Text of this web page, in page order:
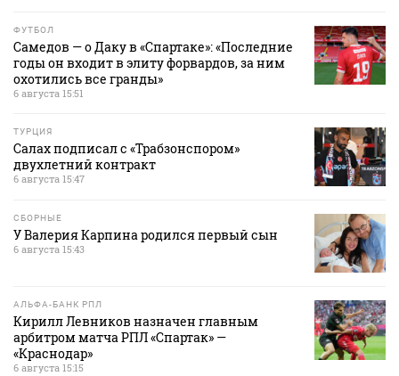
ФУТБОЛ
Самедов — о Даку в «Спартаке»: «Последние
годы он входит в элиту форвардов, за ним
охотились все гранды»
6 августа 15:51
ТУРЦИЯ
Салах подписал с «Трабзонспором»
двухлетний контракт
6 августа 15:47
СБОРНЫЕ
У Валерия Карпина родился первый сын
6 августа 15:43
АЛЬФА-БАНК РПЛ
Кирилл Левников назначен главным
арбитром матча РПЛ «Спартак» —
«Краснодар»
6 августа 15:15